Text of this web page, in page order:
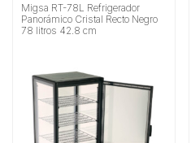
Migsa RT-78L Refrigerador
Panorámico Cristal Recto Negro
78 litros 42.8 cm